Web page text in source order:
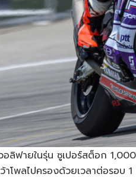
ลิฟายในรุ่น ซูเปอร์สต็อก
าโพลไปครองด้วยเวลาต่อรอ